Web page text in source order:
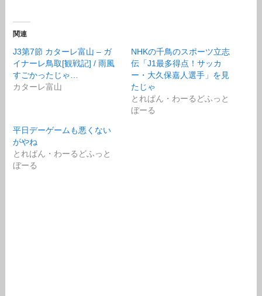
関連
J3第7節 カターレ富山 – ガ
イナーレ鳥取[観戦記] / 雨風
すごかったじゃ…
カターレ富山
NHKの千鳥のスポーツ立志
伝「J1最多得点！サッカ
ー・大久保嘉人選手」を見
たじゃ
とれぱん・わーるどふっと
ぼーる
平日デーゲームも悪くない
がやね
とれぱん・わーるどふっと
ぼーる